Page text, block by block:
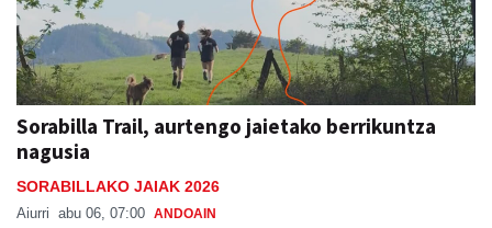
Sorabilla Trail, aurtengo jaietako berrikuntza
nagusia
SORABILLAKO JAIAK 2026
Aiurri abu 06, 07:00 ANDOAIN